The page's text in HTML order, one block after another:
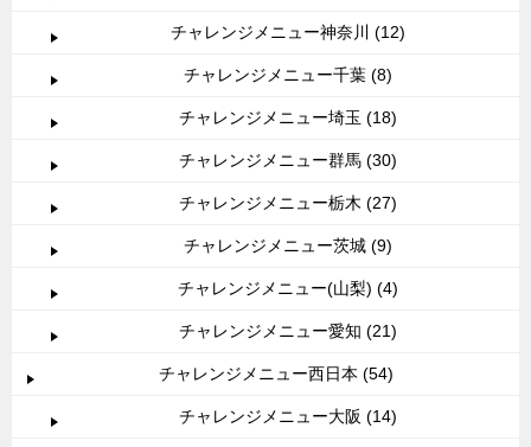
チャレンジメニュー神奈川 (12)
チャレンジメニュー千葉 (8)
チャレンジメニュー埼玉 (18)
チャレンジメニュー群馬 (30)
チャレンジメニュー栃木 (27)
チャレンジメニュー茨城 (9)
チャレンジメニュー(山梨) (4)
チャレンジメニュー愛知 (21)
チャレンジメニュー西日本 (54)
チャレンジメニュー大阪 (14)